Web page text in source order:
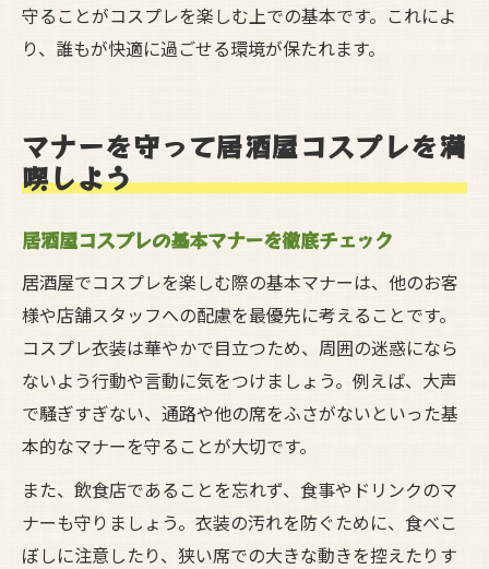
守ることがコスプレを楽しむ上での基本です。これによ
り、誰もが快適に過ごせる環境が保たれます。
マナーを守って居酒屋コスプレを満
喫しよう
居酒屋コスプレの基本マナーを徹底チェック
居酒屋でコスプレを楽しむ際の基本マナーは、他のお客
様や店舗スタッフへの配慮を最優先に考えることです。
コスプレ衣装は華やかで目立つため、周囲の迷惑になら
ないよう行動や言動に気をつけましょう。例えば、大声
で騒ぎすぎない、通路や他の席をふさがないといった基
本的なマナーを守ることが大切です。
また、飲食店であることを忘れず、食事やドリンクのマ
ナーも守りましょう。衣装の汚れを防ぐために、食べこ
ぼしに注意したり、狭い席での大きな動きを控えたりす